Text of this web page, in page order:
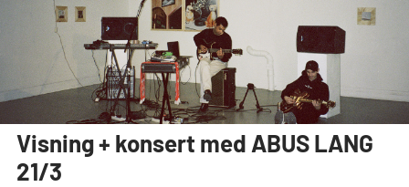
Visning + konsert med ABUS LANG
21/3